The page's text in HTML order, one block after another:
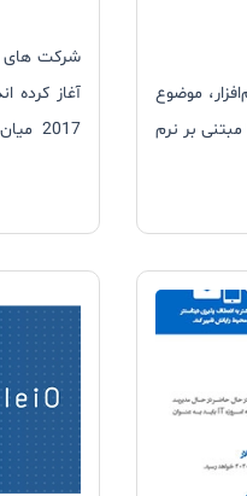
موضوع
بر نرم
ها بر
شرکت های